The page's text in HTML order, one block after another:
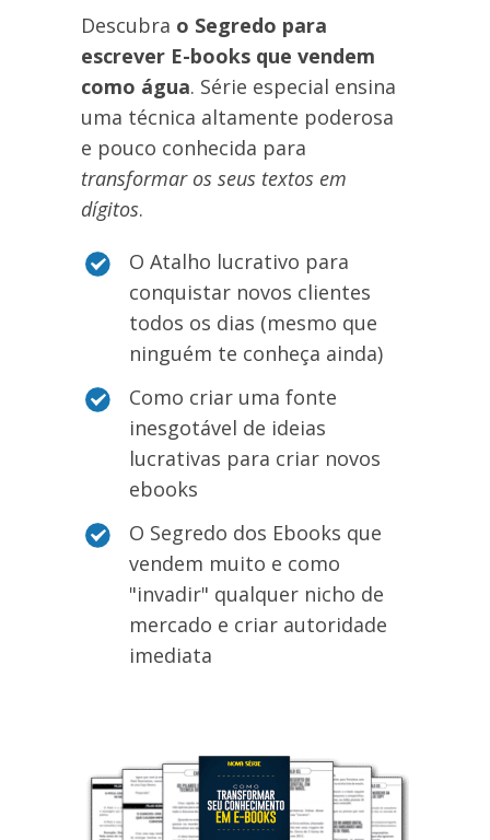
Descubra o Segredo para
escrever E-books que vendem
como água. Série especial ensina
uma técnica altamente poderosa
e pouco conhecida para
transformar os seus textos em
dígitos.
O Atalho lucrativo para
conquistar novos clientes
todos os dias (mesmo que
ninguém te conheça ainda)
Como criar uma fonte
inesgotável de ideias
lucrativas para criar novos
ebooks
O Segredo dos Ebooks que
vendem muito e como
"invadir" qualquer nicho de
mercado e criar autoridade
imediata